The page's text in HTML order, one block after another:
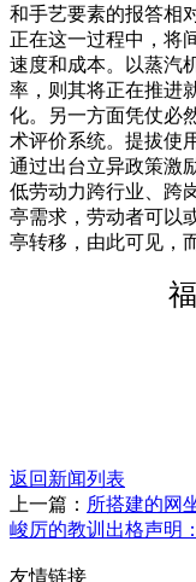
和手艺要素的报答相
正在这一过程中，将
速度和成本。以蒸汽
率，则其将正在推进
化。另一方面凭仗必
术评价系统。提拔使
通过出台立异政策激
低劳动力跨行业、跨
亭需求，劳动者可以
亭转移，由此可见，
返回新闻列表
上一篇： 所搭建的网
峻厉的教训出格声明
友情链接